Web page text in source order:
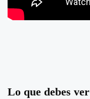
Lo que debes ver